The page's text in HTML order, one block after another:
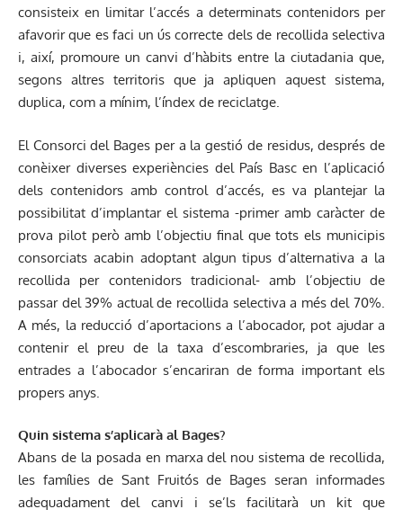
consisteix en limitar l’accés a determinats contenidors per
afavorir que es faci un ús correcte dels de recollida selectiva
i, així, promoure un canvi d’hàbits entre la ciutadania que,
segons altres territoris que ja apliquen aquest sistema,
duplica, com a mínim, l’índex de reciclatge.
El Consorci del Bages per a la gestió de residus, després de
conèixer diverses experiències del País Basc en l’aplicació
dels contenidors amb control d’accés, es va plantejar la
possibilitat d’implantar el sistema -primer amb caràcter de
prova pilot però amb l’objectiu final que tots els municipis
consorciats acabin adoptant algun tipus d’alternativa a la
recollida per contenidors tradicional- amb l’objectiu de
passar del 39% actual de recollida selectiva a més del 70%.
A més, la reducció d’aportacions a l’abocador, pot ajudar a
contenir el preu de la taxa d’escombraries, ja que les
entrades a l’abocador s’encariran de forma important els
propers anys.
Quin sistema s’aplicarà al Bages?
Abans de la posada en marxa del nou sistema de recollida,
les famílies de Sant Fruitós de Bages seran informades
adequadament del canvi i se’ls facilitarà un kit que